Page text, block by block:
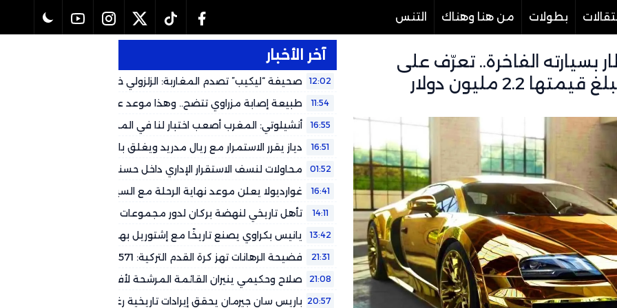
بطولات من هنا وهناك التنس
بسيارته الفاخرة.. تعرّف على
2.2 مليون دولار
آخر الأخبار
12:02
صحيفة “ليكيب” تصدم المغاربة: الزلزولي خارج كأس العالم رسمياً
لهذا التوقيت
11:54 طبيعة إصابة مزراوي تتضح.. وهذا موعد عودته المتوقع لكأس العالم
16:55 أنشيلوتي: المغرب أصعب اختبار لنا في المجموعة وشباكه حصينة
16:51 دياز يقرر الاستمرار مع ريال مدريد ويغلق باب العودة إلى الكالتشيو
01:52
محاولات لنسف الاستقرار الإداري داخل حسنية أكادير.. جهات سياسية
وتستعمل بعض الجماهير لتصفية الحسابات
16:41 غوارديولا يعلن موعد نهاية الرحلة مع السيتي
14:11
تأهل تاريخي لنهضة بركان لدور مجموعات الأبطال الأفريقي على
طرابلس
13:42 يانيس بكراوي يصنع تاريخًا مع إشتوريل بهاتريك في شباك ريو آفي
21:31 فضيحة الرهانات تهز كرة القدم التركية: 571 حكماً تحت التحقيق
21:08 صلاح وحكيمي ينيران القائمة المرشحة لأفضل فريق في العالم
20:57 باريس سان جيرمان يحقق إيرادات تاريخية رغم التحديات المالية